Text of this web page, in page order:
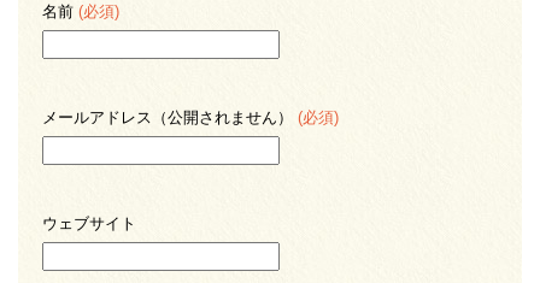
名前 (必須)
メールアドレス（公開されません） (必須)
ウェブサイト